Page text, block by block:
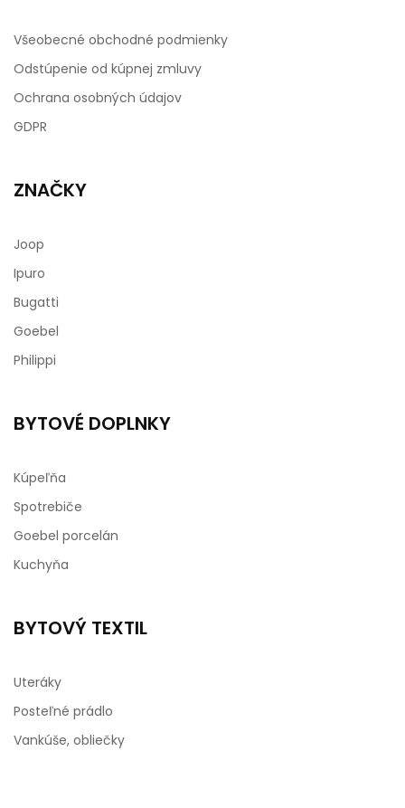
Všeobecné obchodné podmienky
Odstúpenie od kúpnej zmluvy
Ochrana osobných údajov
GDPR
ZNAČKY
Joop
Ipuro
Bugatti
Goebel
Philippi
BYTOVÉ DOPLNKY
Kúpeľňa
Spotrebiče
Goebel porcelán
Kuchyňa
BYTOVÝ TEXTIL
Uteráky
Posteľné prádlo
Vankúše, obliečky